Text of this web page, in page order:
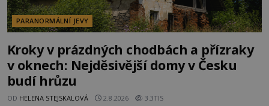
PARANORMÁLNÍ JEVY
Kroky v prázdných chodbách a přízraky
v oknech: Nejděsivější domy v Česku
budí hrůzu
OD HELENA STEJSKALOVÁ 2.8.2026 3.3TIS